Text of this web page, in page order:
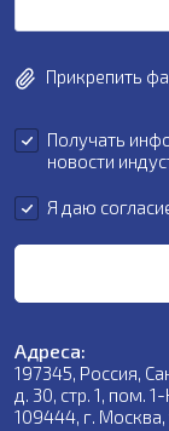
Прикрепить
Получать
новости
Я даю
Адреса:
197345, Россия,
д. 30, стр. 1, пом.
109444, г.